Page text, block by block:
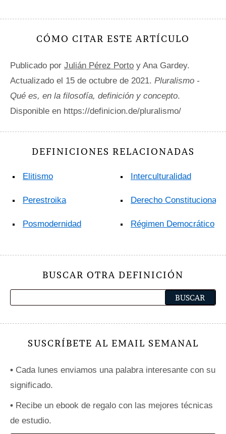
CÓMO CITAR ESTE ARTÍCULO
Publicado por Julián Pérez Porto y Ana Gardey.
Actualizado el 15 de octubre de 2021. Pluralismo -
Qué es, en la filosofía, definición y concepto.
Disponible en https://definicion.de/pluralismo/
DEFINICIONES RELACIONADAS
Elitismo
Perestroika
Posmodernidad
Interculturalidad
Derecho Constitucional
Régimen Democrático
BUSCAR OTRA DEFINICIÓN
SUSCRÍBETE AL EMAIL SEMANAL
• Cada lunes enviamos una palabra interesante con su
significado.
• Recibe un ebook de regalo con las mejores técnicas
de estudio.